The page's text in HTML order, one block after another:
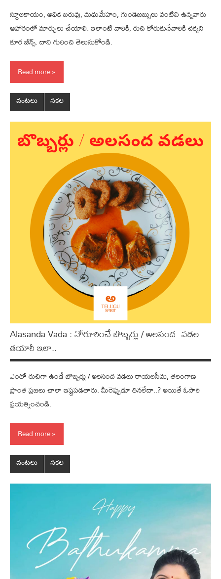
స్థూల‌కాయం, అధిక బ‌రువు, మ‌ధుమేహం, గుండెజ‌బ్బులు వంటివి ఉన్న‌వారు
ఆహారంలో మార్పులు చేయాలి. ఇలాంటి వారికి, రుచి కోరుకునేవారికి చ‌క్క‌ని
కూర బీన్స్. దాని గురించి తెలుసుకోండి.
Read more
వంటలు సకల
Alasanda Vada : నోరూరించే బొబ్బర్లు / అల‌సంద‌ వడల
తయారీ ఇలా..
ఎంతో రుచిగా ఉండే బొబ్బర్లు / అల‌సంద‌ వడలు రాయ‌ల‌సీమ‌, తెలంగాణ
ప్రాంత ప్ర‌జ‌లు చాలా ఇష్ట‌ప‌డ‌తారు. మీరెప్పుడూ తినలేదా..? అయితే ఓసారి
ప్రయత్నించండి.
Read more
వంటలు సకల